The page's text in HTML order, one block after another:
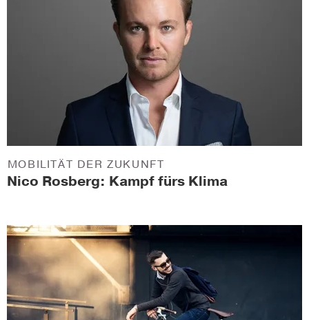
Nico Rosberg: Kampf fürs Klima
MOBILITÄT DER ZUKUNFT